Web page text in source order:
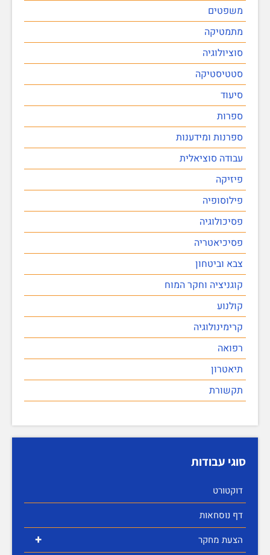
משפטים
מתמטיקה
סוציולוגיה
סטטיסטיקה
סיעוד
ספרות
ספרנות ומידענות
עבודה סוציאלית
פיזיקה
פילוסופיה
פסיכולוגיה
פסיכיאטריה
צבא וביטחון
קוגניציה וחקר המוח
קולנוע
קרימינולוגיה
רפואה
תיאטרון
תקשורת
סוגי עבודות
דוקטורט
דף נוסחאות
+ הצעת מחקר